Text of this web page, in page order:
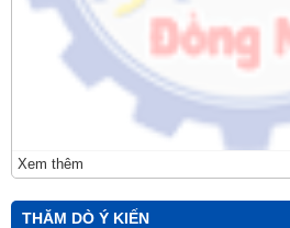
Xem thêm
THĂM DÒ Ý KIẾN